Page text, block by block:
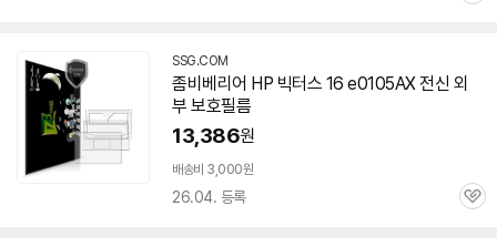
SSG.COM
좀비베리어 HP 빅터스 16 e0105AX 전신 외
부 보호필름
13,386원
배송비 3,000원
26.04. 등록
관